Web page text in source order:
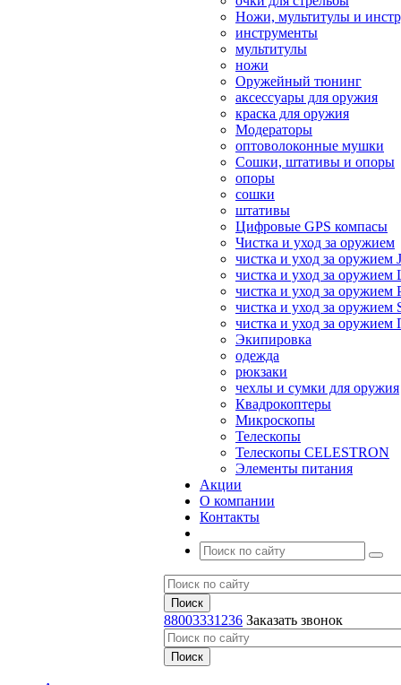
Ножи, мультитулы и
инструменты
мультитулы
ножи
Оружейный тюнинг
аксессуары для оружия
краска для оружия
Модераторы
оптоволоконные мушки
Сошки, штативы и опоры
опоры
сошки
штативы
Цифровые GPS компасы
Чистка и уход за оружием
чистка и уход за оружием
чистка и уход за оружием
чистка и уход за оружием
чистка и уход за оружием
чистка и уход за
Экипировка
одежда
рюкзаки
чехлы и сумки для оружия
Квадрокоптеры
Микроскопы
Телескопы
Телескопы CELESTRON
Элементы питания
Акции
О компании
Контакты
88003331236 Заказать звонок